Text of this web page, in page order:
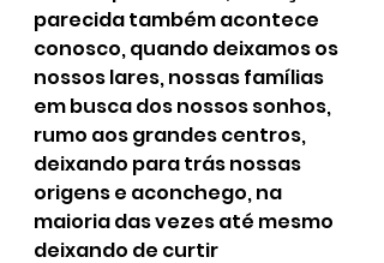
parecida também acontece
conosco, quando deixamos os
nossos lares, nossas famílias
em busca dos nossos sonhos,
rumo aos grandes centros,
deixando para trás nossas
origens e aconchego, na
maioria das vezes até mesmo
deixando de curtir